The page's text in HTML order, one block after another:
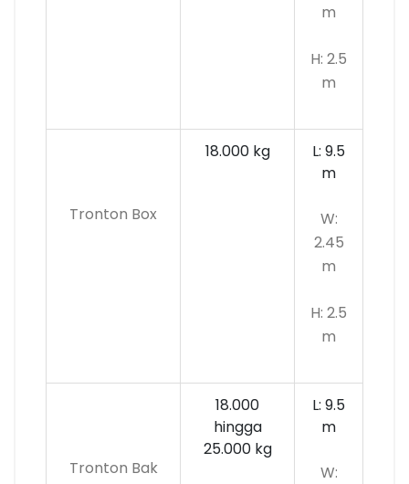
m
H: 2.5
m
Tronton Box
18.000 kg
L: 9.5
m
W:
2.45
m
H: 2.5
m
Tronton Bak
18.000
hingga
25.000 kg
L: 9.5
m
W: